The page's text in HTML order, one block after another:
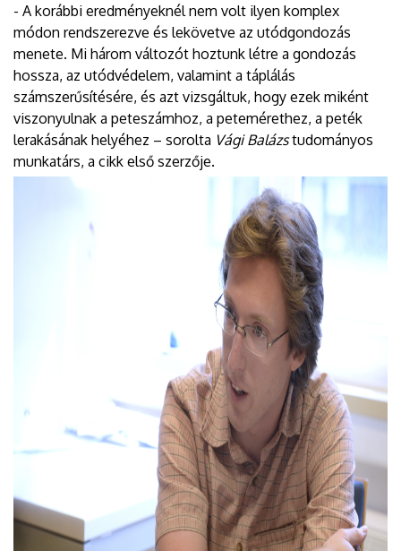
- A korábbi eredményeknél nem volt ilyen komplex
módon rendszerezve és lekövetve az utódgondozás
menete. Mi három változót hoztunk létre a gondozás
hossza, az utódvédelem, valamint a táplálás
számszerűsítésére, és azt vizsgáltuk, hogy ezek miként
viszonyulnak a peteszámhoz, a petemérethez, a peték
lerakásának helyéhez – sorolta Vági Balázstudományos
munkatárs, a cikk első szerzője.